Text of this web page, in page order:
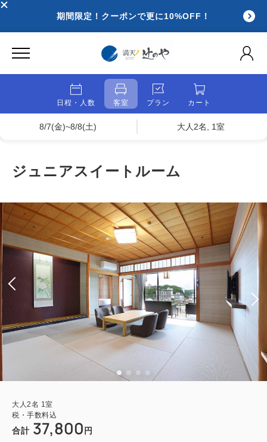
期間限定！クーポンで更に10%OFF！
日程・人数 客室 プラン カート
8/7(金)~8/8(土) 大人2名, 1室
ジュニアスイートルーム
大人 2名 1 室
税・手数料込
合計 37,800 円